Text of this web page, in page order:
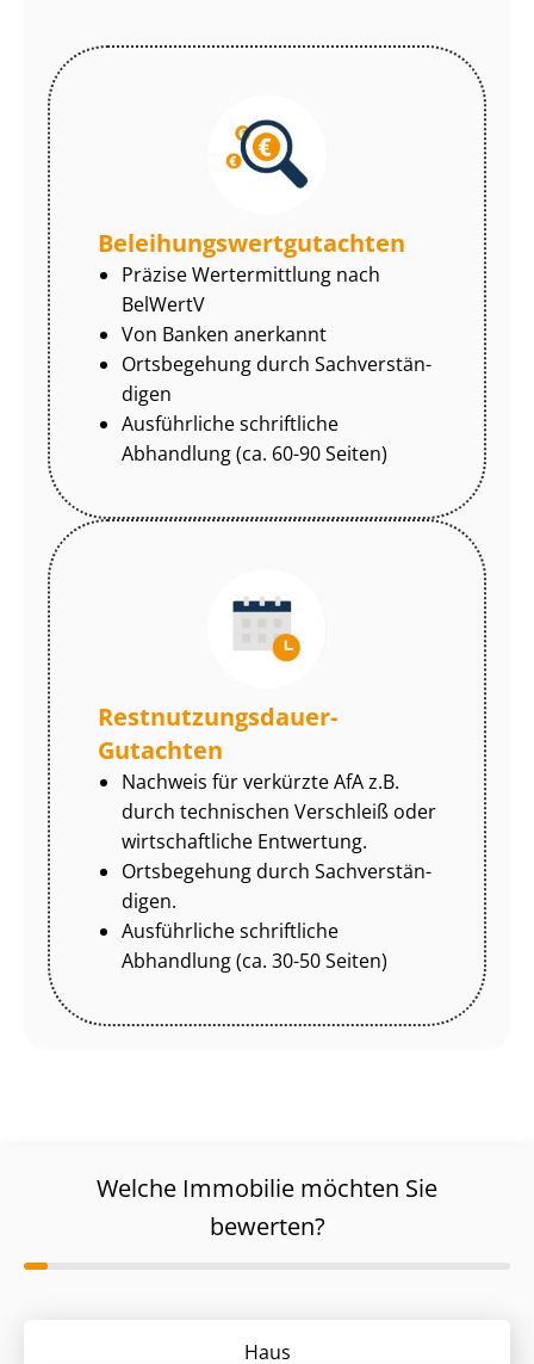
Be­lei­hungs­wert­gut­ach­ten
Präzise Wertermittlung nach
BelWertV
Von Banken anerkannt
Ortsbegehung durch Sach­ver­stän­
di­gen
Ausführliche schriftliche
Abhandlung (ca. 60-90 Seiten)
Rest­nut­zungs­dau­er-
Gutachten
Nachweis für verkürzte AfA z.B.
durch technischen Verschleiß oder
wirtschaftliche Entwertung.
Ortsbegehung durch Sach­ver­stän­
di­gen.
Ausführliche schriftliche
Abhandlung (ca. 30-50 Seiten)
Welche Immobilie möchten Sie
bewerten?
Haus